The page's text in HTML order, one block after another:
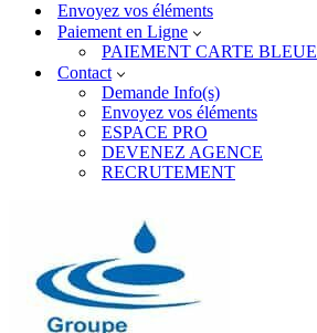
Envoyez vos éléments
Paiement en Ligne
PAIEMENT CARTE BLEUE
Contact
Demande Info(s)
Envoyez vos éléments
ESPACE PRO
DEVENEZ AGENCE
RECRUTEMENT